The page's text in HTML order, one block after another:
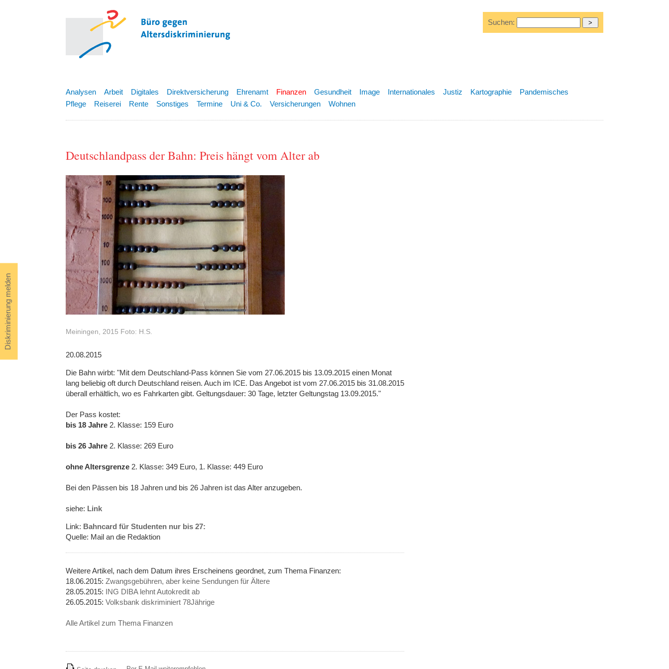
Diskriminierung melden
Suchen:
Analysen Arbeit Digitales Direktversicherung Ehrenamt Finanzen Gesundheit Image Internationales Justiz Kartographie
Pandemisches
Pflege
Reiserei Rente Sonstiges Termine Uni & Co. Versicherungen Wohnen
Deutschlandpass der Bahn: Preis hängt vom Alter ab
Meiningen, 2015 Foto: H.S.
20.08.2015
Die Bahn wirbt: "Mit dem Deutschland-Pass können Sie vom 27.06.2015 bis 13.09.2015 einen Monat
lang beliebig oft durch Deutschland reisen. Auch im ICE. Das Angebot ist vom 27.06.2015 bis 31.08.2015
überall erhältlich, wo es Fahrkarten gibt. Geltungsdauer: 30 Tage, letzter Geltungstag 13.09.2015."
Der Pass kostet:
bis 18 Jahre 2. Klasse: 159 Euro
bis 26 Jahre 2. Klasse: 269 Euro
ohne Altersgrenze 2. Klasse: 349 Euro, 1. Klasse: 449 Euro
Bei den Pässen bis 18 Jahren und bis 26 Jahren ist das Alter anzugeben.
siehe: Link
Link: Bahncard für Studenten nur bis 27:
Quelle: Mail an die Redaktion
Weitere Artikel, nach dem Datum ihres Erscheinens geordnet, zum Thema Finanzen:
18.06.2015: Zwangsgebühren, aber keine Sendungen für Ältere
28.05.2015: ING DIBA lehnt Autokredit ab
26.05.2015: Volksbank diskriminiert 78Jährige
Alle Artikel zum Thema Finanzen